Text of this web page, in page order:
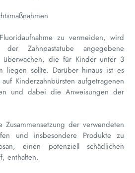
zu vermeiden, wird
Zahnpastatube angegebene
überwachen, die für Kinder unter 3
liegen sollte. Darüber hinaus ist es
Kinderzahnbürsten aufgetragenen
und dabei die Anweisungen der
der verwendeten
und insbesondere Produkte zu
einen potenziell schädlichen
enthalten.